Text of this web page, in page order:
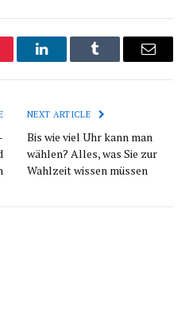
LinkedInTumblr Email
NEXT ARTICLE
Bis wie viel Uhr kann man
wählen? Alles, was Sie zur
Wahlzeit wissen müssen